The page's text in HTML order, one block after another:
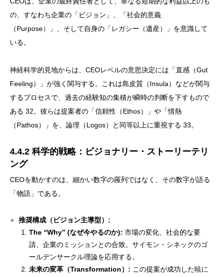
の、すなわち企業の「ビジョン」、「社会的意義
（Purpose）」、そして自身の「レガシー（遺産）」を意識して
いる。
神経科学的見地からは、CEOレベルの意思決定には「直感（Gut
Feeling）」が強く関与する。これは島皮質（Insula）などが関与
するプロセスで、過去の経験知の集積が瞬時の判断を下すもので
ある 32。彼らは提案者の「信頼性（Ethos）」や「情熱
（Pathos）」を、論理（Logos）と同等以上に重視する 33。
4.4.2 科学的戦略：ビジョナリー・ストーリーテリ
ング
CEOを動かすのは、細かい数字の羅列ではなく、その数字が語る
「物語」である。
推奨構成（ビジョン主導型）:
The “Why” (なぜ今やるのか): 市場の変化、社会的な要
請、企業のミッションとの合致。サイモン・シネックのゴ
ールデンサークル理論を応用する。
未来の変革（Transformation）: この提案が成功した暁に